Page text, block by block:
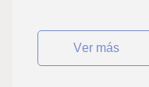
ver más